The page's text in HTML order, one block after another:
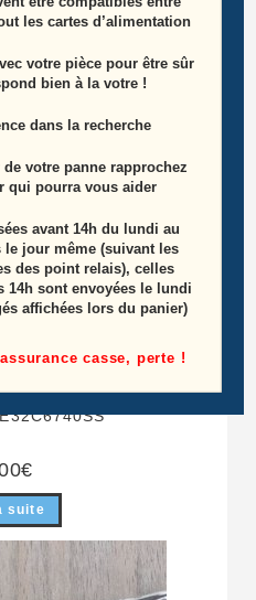
BN96-12944C
€
suite
les cartes d’alimentation
votre pièce pour être sûr
bien à la votre !
dans la recherche
votre panne rapprochez
qui pourra vous aider
avant 14h du lundi au
le jour même (suivant les
des point relais), celles
14h sont envoyées le lundi
affichées lors du panier)
casse, perte !